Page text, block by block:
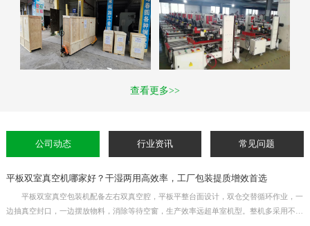
查看更多>>
公司动态 行业资讯 常见问题
平板双室真空机哪家好？干湿两用高效率，工厂包装提质增效首选
平板双室真空包装机配备左右双真空腔，平板平整台面设计，双仓交替循环作业，一
边抽真空封口，一边摆放物料，消除等待空窗，生产效率远超单室机型。整机多采用不锈